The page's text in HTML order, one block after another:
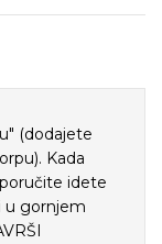
(dodajete
Kada
idete
u gornjem